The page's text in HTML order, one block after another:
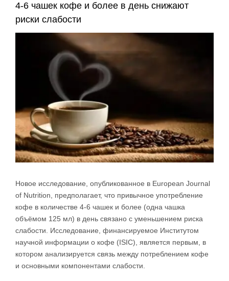
4-6 чашек кофе и более в день снижают
риски слабости
Новое исследование, опубликованное в European Journal
of Nutrition, предполагает, что привычное употребление
кофе в количестве 4-6 чашек и более (одна чашка
объёмом 125 мл) в день связано с уменьшением риска
слабости. Исследование, финансируемое Институтом
научной информации о кофе (ISIC), является первым, в
котором анализируется связь между потреблением кофе
и основными компонентами слабости.